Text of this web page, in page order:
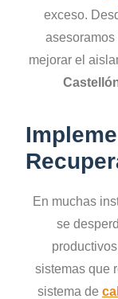
exceso.
mejorar el
En muchas
se
sistemas que
sistema de